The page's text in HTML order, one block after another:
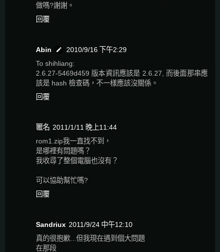
做嗎?謝謝。
回覆
Abin
2010/9/16 下午2:29
To shihliang:
2.6.27-5469d459 版本資訊應該是 2.6.27, 而後面那串應
該是 hash 檢查碼，不一樣應該沒關係。
回覆
匿名 2011/1/11 晚上11:44
rom1.zip我一直找不到，
是哪裡有問題嗎？
我收尋了整個電腦也沒有？
可以協助幫忙嗎?
回覆
Sandriux 2011/9/24 中午12:10
真的很抱歉...但我現在遇到個大問題
在那段